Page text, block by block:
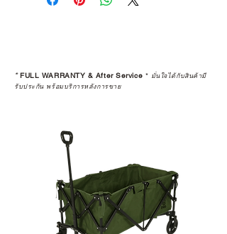
เท่านั้น
ลง
3 • การ Resell (พ่อค้า-แม่ค้า) สินค้าที่
ธรรมเนียม 5% และใช้เวลาทำ
รายการ 15 วัน
4 • สินค้าใดๆ ก็ตามที่ซื้อจากการ
Resell หรือมีการเปลี่ยนมือผู้ซื้อ จะ
ถือว่าสิ้นสุดการรับประกันสินค้าทุก
5 • สงวนสิทธิ์ในการงดจำหน่ายสินค้า
*FULL WARRANTY & After Service * มั่นใจได้กับสินค้ามี
รับประกัน พร้อมบริการหลังการขาย